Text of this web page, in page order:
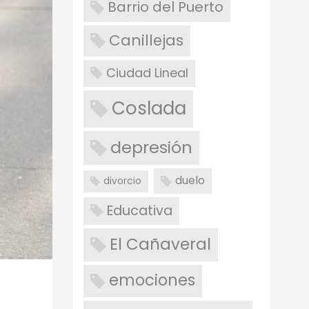
Barrio del Puerto
Canillejas
Ciudad Lineal
Coslada
depresión
divorcio duelo
Educativa
El Cañaveral
emociones